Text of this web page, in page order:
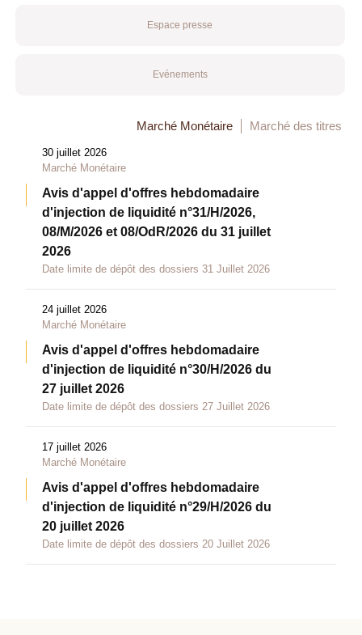
Espace presse
Evénements
Marché Monétaire Marché des titres
30 juillet 2026
Marché Monétaire
Avis d'appel d'offres hebdomadaire
d'injection de liquidité n°31/H/2026,
08/M/2026 et 08/OdR/2026 du 31 juillet
2026
Date limite de dépôt des dossiers 31 Juillet 2026
24 juillet 2026
Marché Monétaire
Avis d'appel d'offres hebdomadaire
d'injection de liquidité n°30/H/2026 du
27 juillet 2026
Date limite de dépôt des dossiers 27 Juillet 2026
17 juillet 2026
Marché Monétaire
Avis d'appel d'offres hebdomadaire
d'injection de liquidité n°29/H/2026 du
20 juillet 2026
Date limite de dépôt des dossiers 20 Juillet 2026